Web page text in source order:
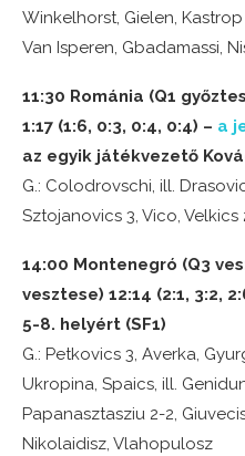
Winkelhorst, Gielen, Kastrop
Van Isperen, Gbadamassi,
11:30 Románia (Q1
1:17 (1:6, 0:3, 0:4, 0:4) – a
az egyik játékvezető
G.: Colodrovschi, ill.
Sztojanovics 3, Vico, Velkics
14:00 Montenegró (Q3
vesztese) 12:14 (2:1, 3:2,
5-8. helyért (SF1)
G.: Petkovics 3, Averka,
Ukropina, Spaics, ill.
Papanasztasziu 2-2,
Nikolaidisz, Vlahopulosz